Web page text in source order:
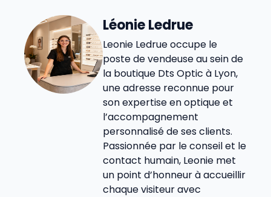
Léonie Ledrue
Leonie Ledrue occupe le
poste de vendeuse au sein de
la boutique Dts Optic à Lyon,
une adresse reconnue pour
son expertise en optique et
l’accompagnement
personnalisé de ses clients.
Passionnée par le conseil et le
contact humain, Leonie met
un point d’honneur à accueillir
chaque visiteur avec